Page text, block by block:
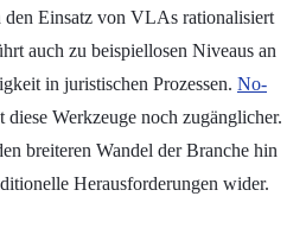
den Einsatz von VLAs rationalisiert
auch zu beispiellosen Niveaus an
in juristischen Prozessen. No-
diese Werkzeuge noch zugänglicher.
breiteren Wandel der Branche hin
Herausforderungen wider.